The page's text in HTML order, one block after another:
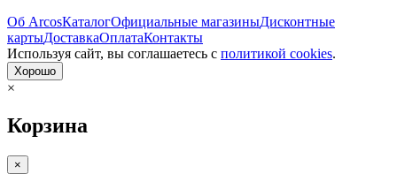
Об ArcosКаталогОфициальные магазиныДисконтные
картыДоставкаОплатаКонтакты
Используя сайт, вы согла­шаетесь с политикой cookies.
Хорошо
×
Корзина
×